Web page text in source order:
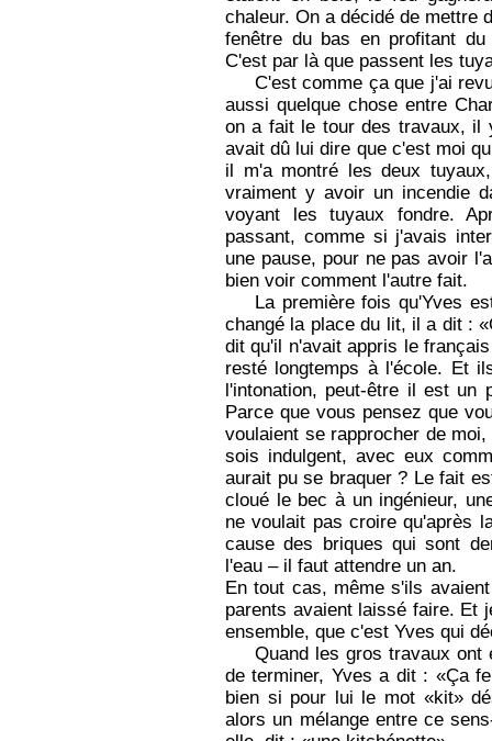
chaleur. On a décidé de mettre
fenêtre du bas en profitant du
C'est par là que passent les
C'est comme ça que j'ai
aussi quelque chose entre
on a fait le tour des travaux, il
avait dû lui dire que c'est moi
il m'a montré les deux
vraiment y avoir un incendie
voyant les tuyaux fondre.
passant, comme si j'avais
une pause, pour ne pas avoir
bien voir comment l'autre fait.
La première fois qu'Yves
changé la place du lit, il a dit :
dit qu'il n'avait appris le
resté longtemps à l'école. Et
l'intonation, peut-être il est un
Parce que vous pensez que
voulaient se rapprocher de
sois indulgent, avec eux
aurait pu se braquer ? Le fait
cloué le bec à un ingénieur,
ne voulait pas croire qu'après
cause des briques qui sont
l'eau – il faut attendre un an.
En tout cas, même s'ils
parents avaient laissé faire. Et
ensemble, que c'est Yves qui
Quand les gros travaux ont
de terminer, Yves a dit : «Ça
bien si pour lui le mot «kit»
alors un mélange entre ce